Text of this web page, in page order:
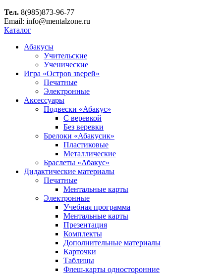
Тел. 8(985)873-96-77
Email: info@mentalzone.ru
Каталог
Абакусы
Учительские
Ученические
Игра «Остров зверей»
Печатные
Электронные
Аксессуары
Подвески «Абакус»
С веревкой
Без веревки
Брелоки «Абакусик»
Пластиковые
Металлические
Браслеты «Абакус»
Дидактические материалы
Печатные
Ментальные карты
Электронные
Учебная программа
Ментальные карты
Презентация
Комплекты
Дополнительные материалы
Карточки
Таблицы
Флеш-карты односторонние